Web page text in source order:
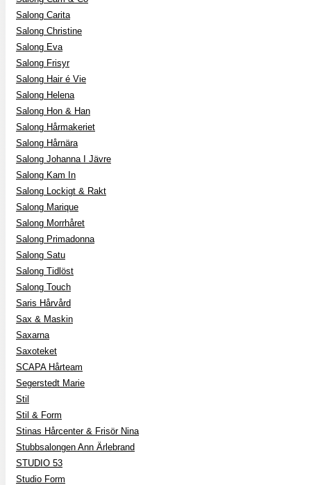
Salong Carita
Salong Christine
Salong Eva
Salong Frisyr
Salong Hair é Vie
Salong Helena
Salong Hon & Han
Salong Hårmakeriet
Salong Hårnära
Salong Johanna I Jävre
Salong Kam In
Salong Lockigt & Rakt
Salong Marique
Salong Morrhåret
Salong Primadonna
Salong Satu
Salong Tidlöst
Salong Touch
Saris Hårvård
Sax & Maskin
Saxarna
Saxoteket
SCAPA Hårteam
Segerstedt Marie
Stil
Stil & Form
Stinas Hårcenter & Frisör Nina
Stubbsalongen Ann Ärlebrand
STUDIO 53
Studio Form